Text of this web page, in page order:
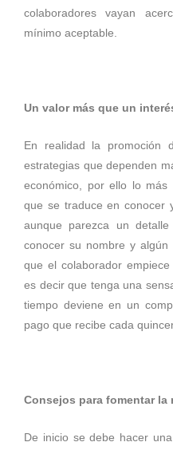
colaboradores vayan
mínimo aceptable.
Un valor más que un
En realidad la promoción
estrategias que dependen
económico, por ello lo
que se traduce en conocer
aunque parezca un
conocer su nombre y
que el colaborador
es decir que tenga una
tiempo deviene en un
pago que recibe cada
Consejos para fomentar la
De inicio se debe hacer